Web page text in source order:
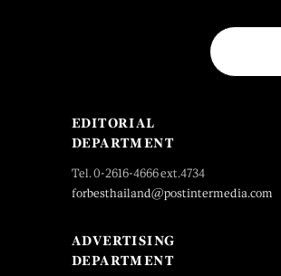
EDITORIAL
DEPARTMENT
Tel. 0-2616-4666 ext.4734
forbesthailand@postintermedia.com
ADVERTISING
DEPARTMENT